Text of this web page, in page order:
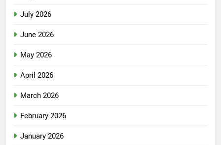
July 2026
June 2026
May 2026
April 2026
March 2026
February 2026
January 2026